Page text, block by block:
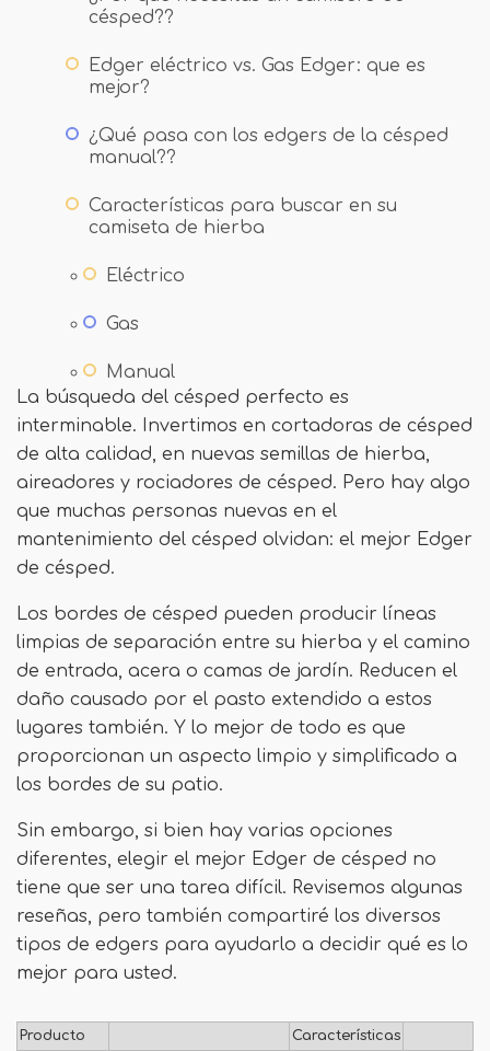
césped??
Edger eléctrico vs. Gas Edger: que es
mejor?
¿Qué pasa con los edgers de la césped
manual??
Características para buscar en su
camiseta de hierba
Eléctrico
Gas
Manual
La búsqueda del césped perfecto es
interminable. Invertimos en cortadoras de césped
de alta calidad, en nuevas semillas de hierba,
aireadores y rociadores de césped. Pero hay algo
que muchas personas nuevas en el
mantenimiento del césped olvidan: el mejor Edger
de césped.
Los bordes de césped pueden producir líneas
limpias de separación entre su hierba y el camino
de entrada, acera o camas de jardín. Reducen el
daño causado por el pasto extendido a estos
lugares también. Y lo mejor de todo es que
proporcionan un aspecto limpio y simplificado a
los bordes de su patio.
Sin embargo, si bien hay varias opciones
diferentes, elegir el mejor Edger de césped no
tiene que ser una tarea difícil. Revisemos algunas
reseñas, pero también compartiré los diversos
tipos de edgers para ayudarlo a decidir qué es lo
mejor para usted.
Producto Características